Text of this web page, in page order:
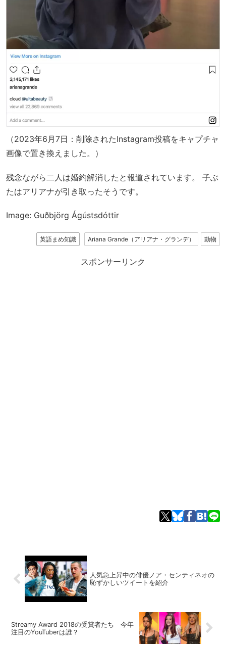
（2023年6月7日：削除されたInstagram投稿をキャプチャ
画像で置き換えました。）
残念ながら二人は婚約解消したと報道されています。 子ぶ
たはアリアナが引き取ったそうです。
Image: Guðbjörg Ágústsdóttir
英語まめ知識 Ariana Grande（アリアナ・グランデ） 動物
スポンサーリンク
人気急上昇中の俳優ノア・センティネオの
恥ずかしいツイートを紹介
Streamy Award 2018の受賞者たち 今年
注目のYouTuberは誰？